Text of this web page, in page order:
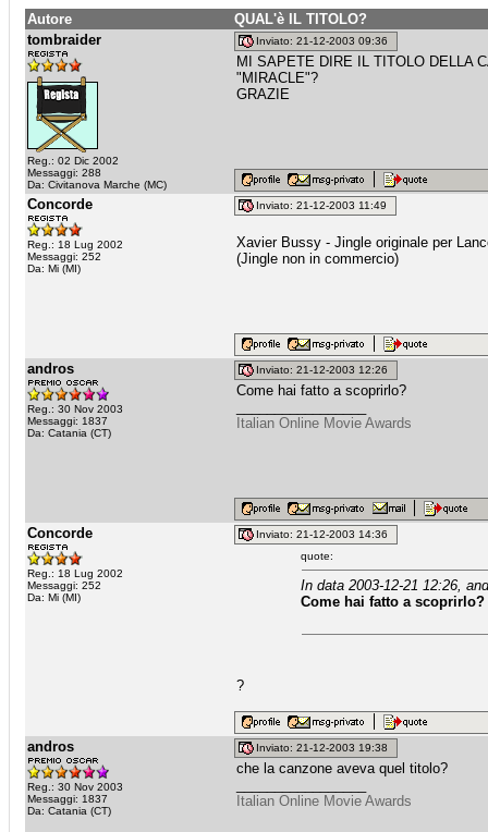
Autore
QUAL'è IL TITOLO?
tombraider
Reg.: 02 Dic 2002
Messaggi: 288
Da: Civitanova Marche (MC)
Inviato: 21-12-2003 09:36
MI SAPETE DIRE IL TITOLO DELLA
"MIRACLE"?
GRAZIE
Concorde
Reg.: 18 Lug 2002
Messaggi: 252
Da: Mi (MI)
Inviato: 21-12-2003 11:49
Xavier Bussy - Jingle originale per
(Jingle non in commercio)
andros
Reg.: 30 Nov 2003
Messaggi: 1837
Da: Catania (CT)
Inviato: 21-12-2003 12:26
Come hai fatto a scoprirlo?
Italian Online Movie Awards
Concorde
Reg.: 18 Lug 2002
Messaggi: 252
Da: Mi (MI)
Inviato: 21-12-2003 14:36
quote:
In data 2003-12-21 12:26,
Come hai fatto a scoprirlo?
?
andros
Reg.: 30 Nov 2003
Messaggi: 1837
Da: Catania (CT)
Inviato: 21-12-2003 19:38
che la canzone aveva quel titolo?
Italian Online Movie Awards